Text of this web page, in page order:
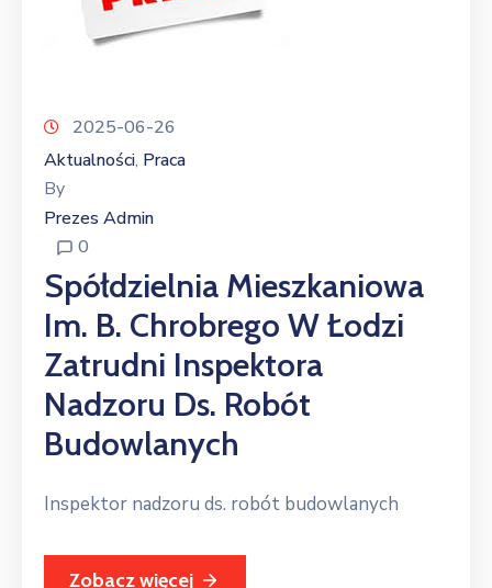
2025-06-26
Aktualności‚ Praca
By
Prezes Admin
0
Spółdzielnia Mieszkaniowa
Im. B. Chrobrego W Łodzi
Zatrudni Inspektora
Nadzoru Ds. Robót
Budowlanych
Inspektor nadzoru ds. robót budowlanych
Zobacz więcej